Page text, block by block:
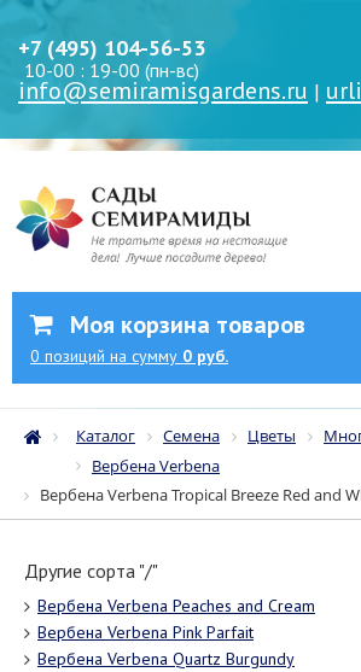
+7 (495) 104-56-53
10-00 : 19-00 (пн-вс)
info@semiramisgardens.ru |
Моя корзина товаров
0 позиций на сумму 0 руб.
Каталог Семена Цветы
Вербена Verbena
Вербена Verbena Tropical Breeze Red and
Другие сорта "/"
Вербена Verbena Peaches and Cream
Вербена Verbena Pink Parfait
Вербена Verbena Quartz Burgundy